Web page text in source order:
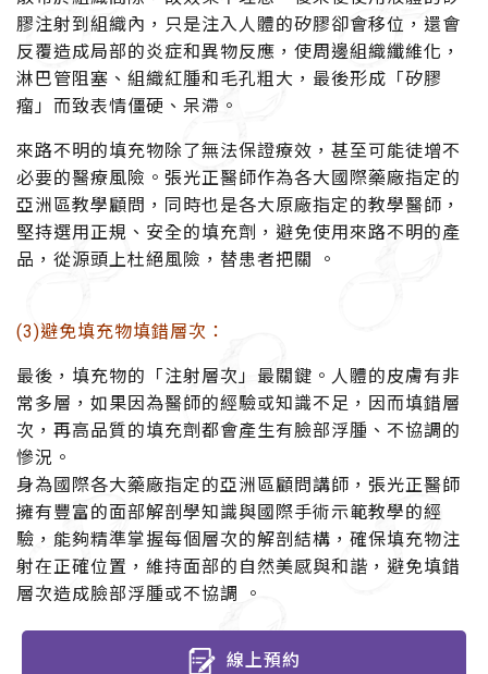
膠注射到組織內，只是注入人體的矽膠卻會移位，還會
反覆造成局部的炎症和異物反應，使周邊組織纖維化，
淋巴管阻塞、組織紅腫和毛孔粗大，最後形成「矽膠
瘤」而致表情僵硬、呆滯。
來路不明的填充物除了無法保證療效，甚至可能徒增不
必要的醫療風險。 張光正醫師作為各大國際藥廠指定的
亞洲區教學顧問，同時也是各大原廠指定的教學醫師，
堅持選用正規、安全的填充劑，避免使用來路不明的產
品，從源頭上杜絕風險，替患者把關 。
(3)避免填充物填錯層次：
最後，填充物的「注射層次」最關鍵。人體的皮膚有非
常多層，如果因為醫師的經驗或知識不足，因而填錯層
次，再高品質的填充劑都會產生有臉部浮腫、不協調的
慘況。
身為國際各大藥廠指定的亞洲區顧問講師，張光正醫師
擁有豐富的面部解剖學知識與國際手術示範教學的經
驗，能夠精準掌握每個層次的解剖結構，確保填充物注
射在正確位置，維持面部的自然美感與和諧，避免填錯
層次造成臉部浮腫或不協調 。
線上預約